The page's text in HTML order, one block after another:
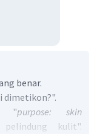
benar.
dimetikon?".
"purpose: skin
kulit".